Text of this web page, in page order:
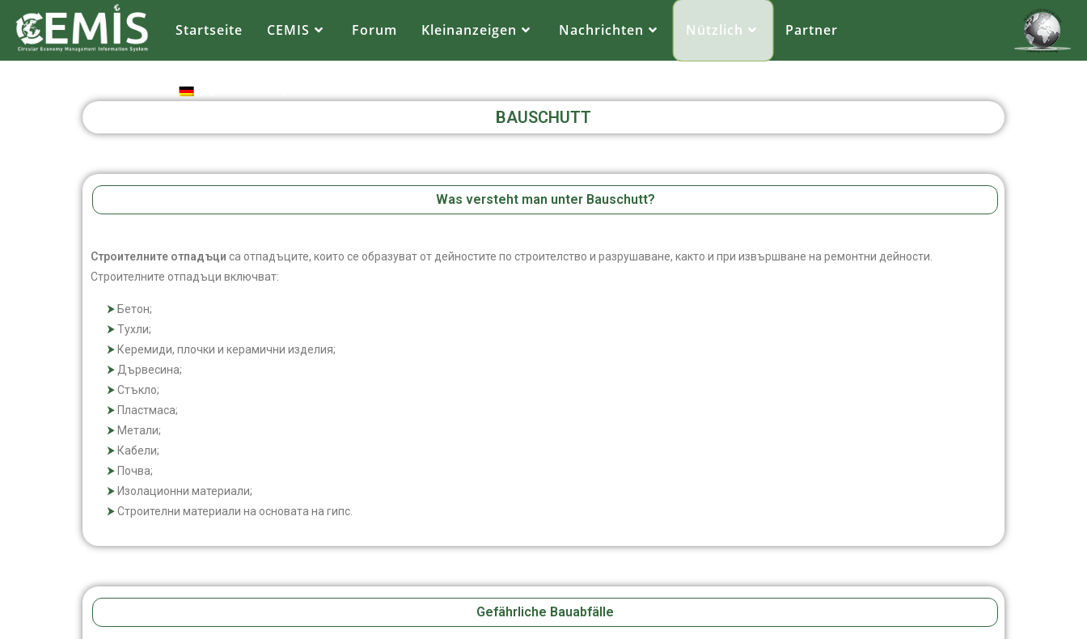
Startseite CEMIS Forum Kleinanzeigen Nachrichten Nützlich Partner
BAUSCHUTT
Was versteht man unter Bauschutt?
Строителните отпадъци са отпадъците, които се образуват от дейностите по строителство и разрушаване, както и при извършване на ремонтни дейности.
Строителните отпадъци включват:
Бетон;
Тухли;
Керемиди, плочки и керамични изделия;
Дървесина;
Стъкло;
Пластмаса;
Метали;
Кабели;
Почва;
Изолационни материали;
Строителни материали на основата на гипс.
Gefährliche Bauabfälle